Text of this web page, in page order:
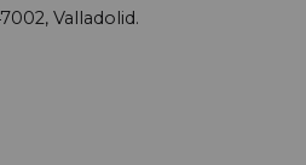
Valladolid.